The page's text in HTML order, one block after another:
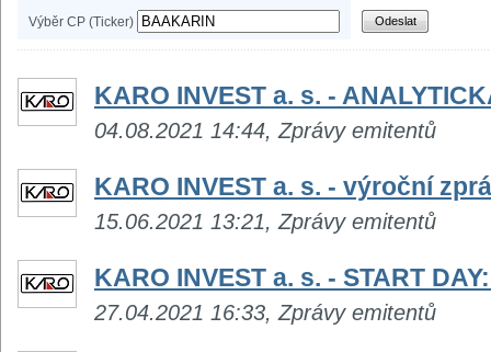
Výběr CP (Ticker)
KARO INVEST a. s. -
04.08.2021 14:44, Zprávy emitentů
KARO INVEST a. s. - výroční
15.06.2021 13:21, Zprávy emitentů
KARO INVEST a. s. - START
27.04.2021 16:33, Zprávy emitentů